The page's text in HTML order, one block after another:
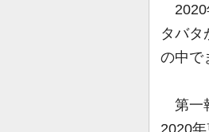
2020
タバタ
の中で
第一
2020